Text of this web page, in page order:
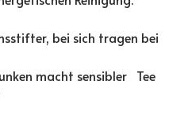
bei sich tragen bei
macht sensibler Tee